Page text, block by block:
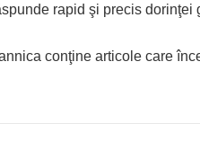
rapid şi precis dorinţei
conţine articole care